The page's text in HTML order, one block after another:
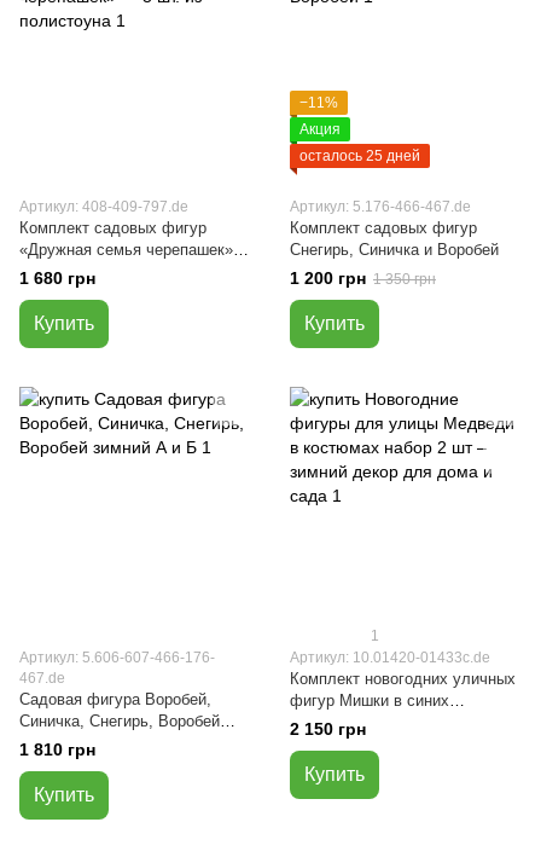
Артикул: 408-409-797.de
Комплект садовых фигур
«Дружная семья черепашек»
— 3 шт. из полистоуна
1 680 грн
Купить
−11%
Акция
осталось 25 дней
Артикул: 5.176-466-467.de
Комплект садовых фигур
Снегирь, Синичка и Воробей
1 200 грн 1 350 грн
Купить
Артикул: 5.606-607-466-176-
467.de
Садовая фигура Воробей,
Синичка, Снегирь, Воробей
зимний А и Б
1 810 грн
Купить
1
Артикул: 10.01420-01433с.de
Комплект новогодних уличных
фигур Мишки в синих
костюмах 2 шт (37×28×21 см і
28×18×17 см)
2 150 грн
Купить